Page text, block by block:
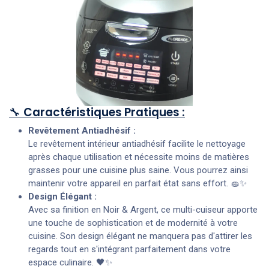
🔧 Caractéristiques Pratiques :
Revêtement Antiadhésif :
Le revêtement intérieur antiadhésif facilite le nettoyage
après chaque utilisation et nécessite moins de matières
grasses pour une cuisine plus saine. Vous pourrez ainsi
maintenir votre appareil en parfait état sans effort. 🧽✨
Design Élégant :
Avec sa finition en Noir & Argent, ce multi-cuiseur apporte
une touche de sophistication et de modernité à votre
cuisine. Son design élégant ne manquera pas d'attirer les
regards tout en s'intégrant parfaitement dans votre
espace culinaire. 🖤✨